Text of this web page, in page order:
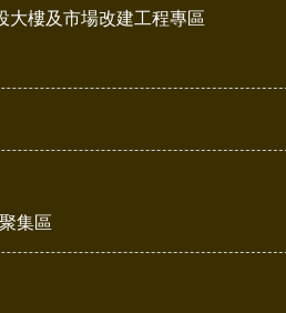
大樓及市場改建工程專區
集區